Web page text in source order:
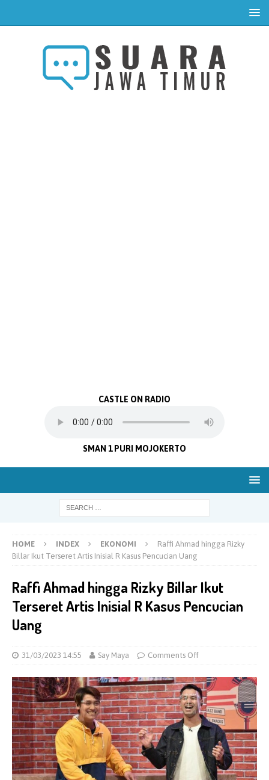
CASTLE ON RADIO
SMAN 1 PURI MOJOKERTO
HOME INDEX EKONOMI
Raffi Ahmad hingga Rizky
Billar Ikut Terseret Artis Inisial R Kasus Pencucian Uang
Raffi Ahmad hingga Rizky Billar Ikut
Terseret Artis Inisial R Kasus Pencucian
Uang
31/03/2023 14:55 Say Maya Comments Off